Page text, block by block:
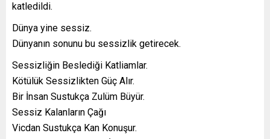
katledildi.
Dünya yine sessiz.
Dünyanın sonunu bu sessizlik getirecek.
Sessizliğin Beslediği Katliamlar.
Kötülük Sessizlikten Güç Alır.
Bir İnsan Sustukça Zulüm Büyür.
Sessiz Kalanların Çağı
Vicdan Sustukça Kan Konuşur.